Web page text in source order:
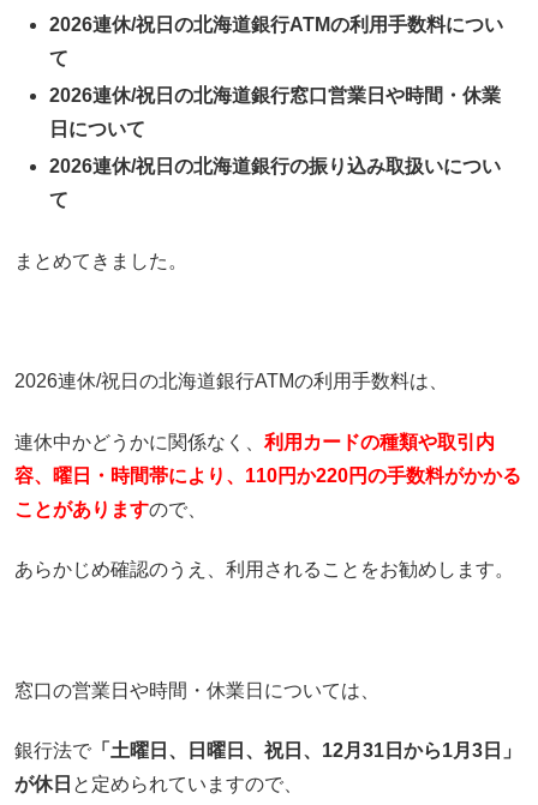
2026連休/祝日の北海道銀行ATMの利用手数料につい
て
2026連休/祝日の北海道銀行窓口営業日や時間・休業
日について
2026連休/祝日の北海道銀行の振り込み取扱いについ
て
まとめてきました。
2026連休/祝日の北海道銀行ATMの利用手数料は、
連休中かどうかに関係なく、 利用カードの種類や取引内
容、曜日・時間帯により、110円か220円の手数料がかかる
ことがありますので、
あらかじめ確認のうえ、利用されることをお勧めします。
窓口の営業日や時間・休業日については、
銀行法で 「土曜日、日曜日、祝日、12月31日から1月3日」
が休日 と定められていますので、